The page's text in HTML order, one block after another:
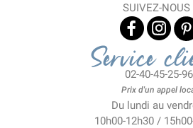
SUIVEZ-NOUS
Service
02-40-45-25-96
Prix d'un appel
Du lundi au
10h00-12h30 /